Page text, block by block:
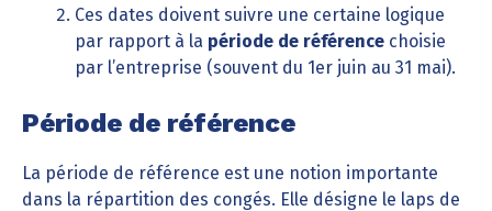
Ces dates doivent suivre une certaine logique
par rapport à la période de référence choisie
par l’entreprise (souvent du 1er juin au 31 mai).
Période de référence
La période de référence est une notion importante
dans la répartition des congés. Elle désigne le laps de